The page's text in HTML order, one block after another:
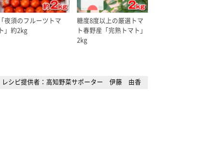
「夜須のフルーツトマ
ト」約2kg
糖度8度以上の厳選トマ
ト春野産「完熟トマト」
2kg
レシピ提供者：高知野菜サポーター 伊藤 由香